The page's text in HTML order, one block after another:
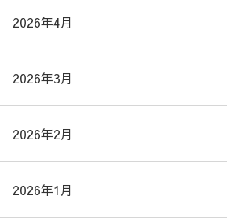
2026年4月
2026年3月
2026年2月
2026年1月